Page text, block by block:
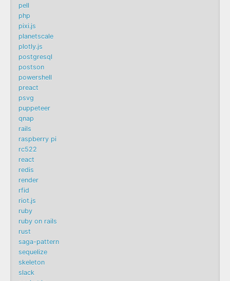
pell
php
pixi.js
planetscale
plotly.js
postgresql
postson
powershell
preact
psvg
puppeteer
qnap
rails
raspberry pi
rc522
react
redis
render
rfid
riot.js
ruby
ruby on rails
rust
saga-pattern
sequelize
skeleton
slack